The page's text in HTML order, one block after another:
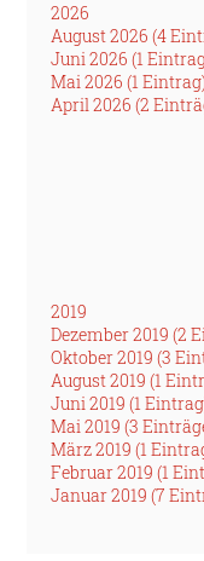
2026
August 2026 (4
Juni 2026 (1
Mai 2026 (1
April 2026 (2
2019
Dezember 2019 (2
Oktober 2019 (3
August 2019 (1
Juni 2019 (1
Mai 2019 (3
März 2019 (1
Februar 2019 (1
Januar 2019 (7